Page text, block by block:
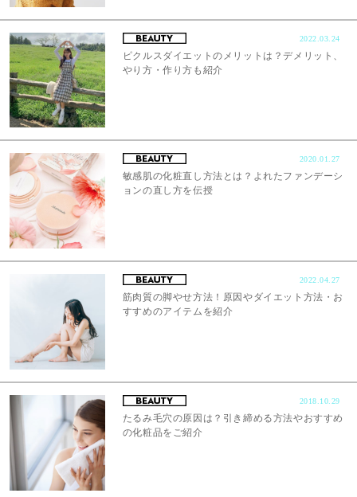
2022.03.24
ピクルスダイエットのメリットは？デメリット、
やり方・作り方も紹介
2020.01.27
敏感肌の化粧直し方法とは？よれたファンデーシ
ョンの直し方を伝授
2022.04.27
筋肉質の脚やせ方法！原因やダイエット方法・お
すすめのアイテムを紹介
2018.10.29
たるみ毛穴の原因は？引き締める方法やおすすめ
の化粧品をご紹介